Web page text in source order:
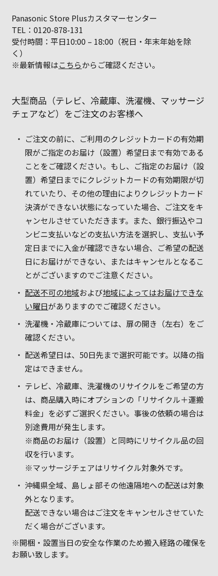
Panasonic Store Plusカスタマーセンター
TEL：0120-878-131
受付時間：平日10:00 – 18:00（祝日・年末年始を除
く）
※最新情報はこちらからご確認ください。
大型商品（テレビ、冷蔵庫、洗濯機、マッサージ
チェアなど）をご注文のお客様へ
ご注文の前に、ご利用のクレジットカードの有効期
限がご指定のお届け（設置）希望日まで有効である
ことをご確認ください。もし、ご指定のお届け（設
置）希望日までにクレジットカードの有効期限が切
れていたり、その他の理由によりクレジットカード
決済ができない状態になっていた場合、ご注文をキ
ャンセルさせていただきます。また、銀行振込やコ
ンビニ支払いなどの支払い方法を選択し、支払い予
定日までに入金が確認できない場合、ご希望の配送
日にお届けができない、またはキャンセルとなるこ
とがございますのでご注意ください。
配送不可の地域および地域によってはお届けできな
い曜日がありますのでご確認ください。
洗濯機・冷蔵庫については、扉の開き（左右）をご
確認ください。
配送希望日は、50日先まで選択可能です。以降の指
定はできません。
テレビ、冷蔵庫、洗濯機のリサイクルをご希望の方
は、商品購入時にオプションの「リサイクル＋運搬
料金」を必ずご選択ください。事後の依頼の場合は
別途費用が発生します。
※商品のお届け（設置）と同時にリサイクル品の回
収を行います。
※マッサージチェアはリサイクル対象外です。
沖縄県全域、島しょ部その他遠隔地への配送は対象
外となります。
配送できない場合はご注文をキャンセルさせていた
だく場合がございます。
※開梱・設置当日の安全な作業のため搬入経路の確保を
お願い致します。